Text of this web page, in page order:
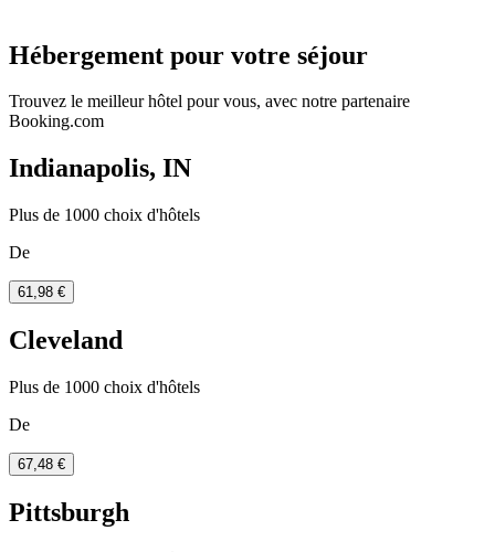
Hébergement pour votre séjour
Trouvez le meilleur hôtel pour vous, avec notre partenaire
Booking.com
Indianapolis, IN
Plus de 1000 choix d'hôtels
De
61,98 €
Cleveland
Plus de 1000 choix d'hôtels
De
67,48 €
Pittsburgh